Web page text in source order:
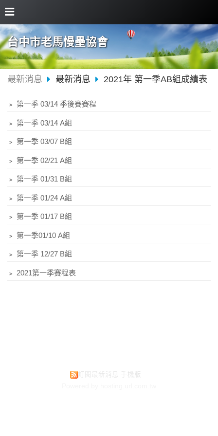
台中市老馬慢壘協會
最新消息 最新消息 2021年 第一季AB組成績表
﹥ 第一季 03/14 季後賽賽程
﹥ 第一季 03/14 A組
﹥ 第一季 03/07 B組
﹥ 第一季 02/21 A組
﹥ 第一季 01/31 B組
﹥ 第一季 01/24 A組
﹥ 第一季 01/17 B組
﹥ 第一季01/10 A組
﹥ 第一季 12/27 B組
﹥ 2021第一季賽程表